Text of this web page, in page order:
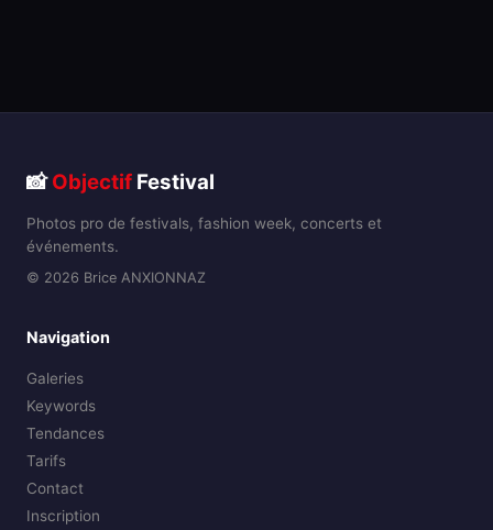
📸Objectif Festival
Photos pro de festivals, fashion week, concerts et
événements.
© 2026 Brice ANXIONNAZ
Navigation
Galeries
Keywords
Tendances
Tarifs
Contact
Inscription